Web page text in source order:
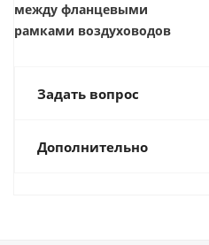
между фланцевыми
рамками воздуховодов
Задать вопрос
Дополнительно